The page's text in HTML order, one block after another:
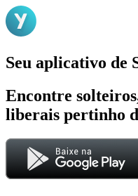
Seu aplicativo de
Encontre
liberais pertinho